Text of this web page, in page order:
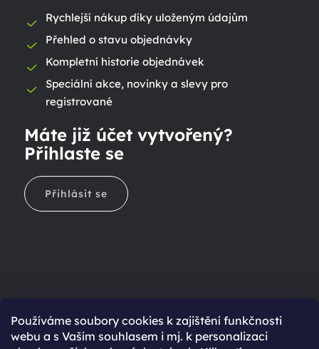
Používáme soubory cookies k zajištění funkčnosti
webu a s Vaším souhlasem i mj. k personalizaci
Rychlejší nákup díky uloženým údajům
Přehled o stavu objednávky
Kompletní historie objednávek
Speciální akce, novinky a slevy pro
registrované
Máte již účet vytvořený?
Přihlaste se
Přihlásit se
Ještě nemáte účet?
Rychlejší nákup díky uloženým údajům